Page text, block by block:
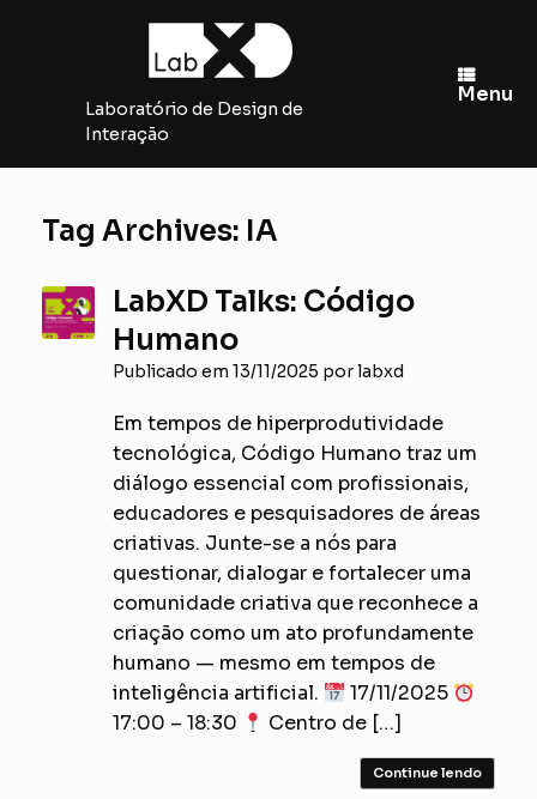
Laboratório de Design de
Interação
Menu
Tag Archives: IA
LabXD Talks: Código
Humano
Publicado em 13/11/2025 porlabxd
Em tempos de hiperprodutividade
tecnológica, Código Humano traz um
diálogo essencial com profissionais,
educadores e pesquisadores de áreas
criativas. Junte-se a nós para
questionar, dialogar e fortalecer uma
comunidade criativa que reconhece a
criação como um ato profundamente
humano — mesmo em tempos de
inteligência artificial.
17/11/2025
17:00 – 18:30
Centro de […]
Continue lendo